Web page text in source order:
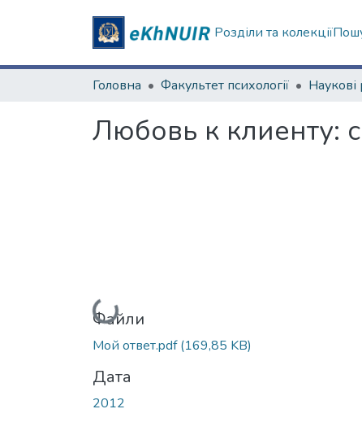
Розділи та колекції
Головна Факультет психології
Любовь к клиенту:
Вантажиться...
Файли
Мой ответ.pdf(169,85 KB)
Дата
2012